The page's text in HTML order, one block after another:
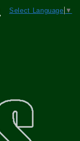
Select Language ▼